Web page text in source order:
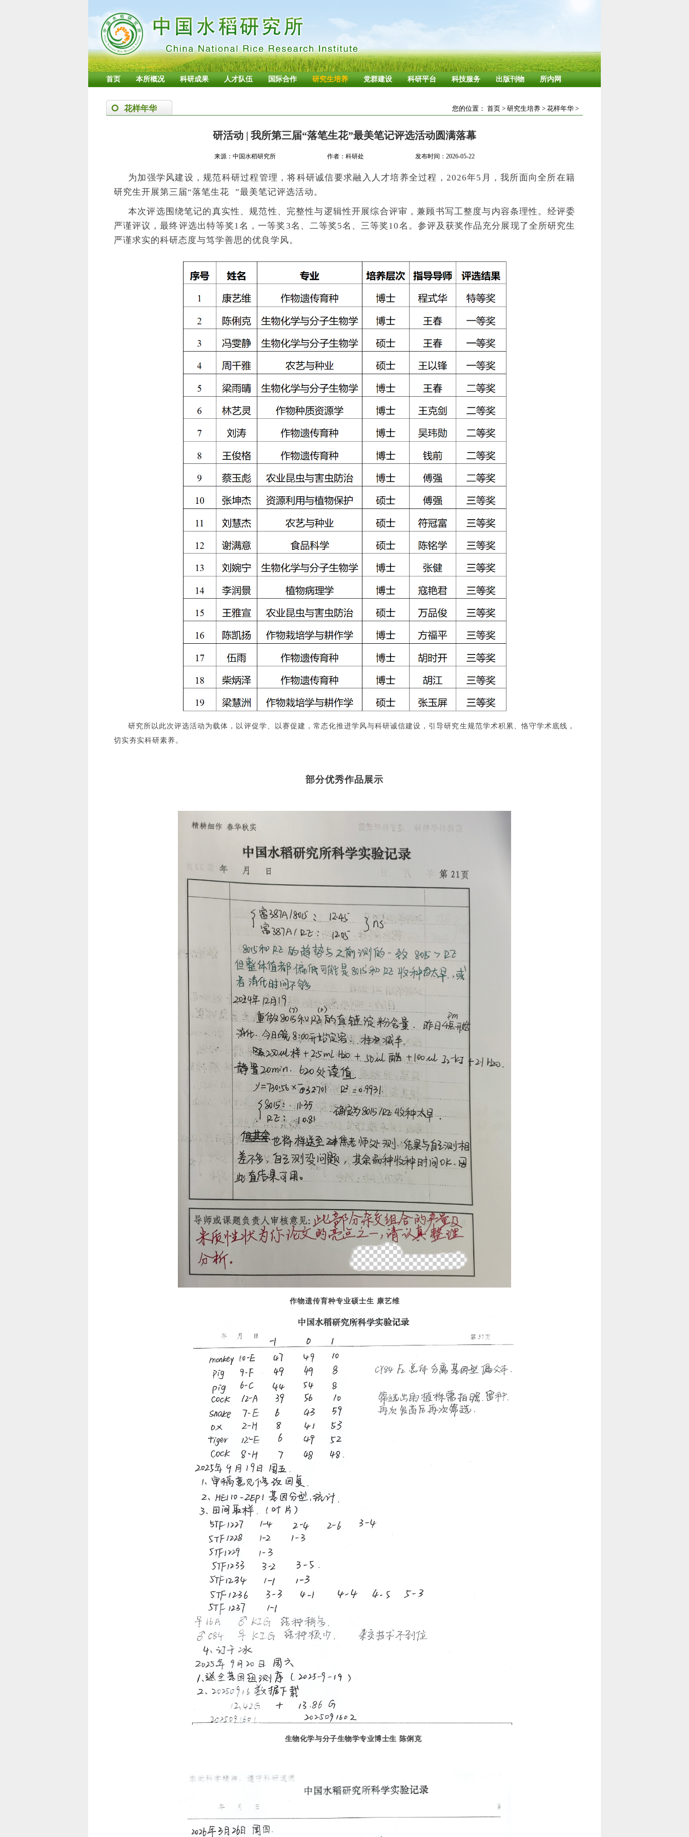
首页 本所概况 科研成果 人才队伍 国际合作 研究生培养 党群建设 科研平台 科技服务 出版刊物 所内网
花样年华 您的位置： 首页 > 研究生培养 > 花样年华 >
研活动 | 我所第三届“落笔生花”最美笔记评选活动圆满落幕
来源：中国水稻研究所 作者：科研处 发布时间：2026-05-22
为加强学风建设，规范科研过程管理，将科研诚信要求融入人才培养全过程，2026年5月，我所面向全所在籍
研究生开展第三届“落笔生花
”最美笔记评选活动。
本次评选围绕笔记的真实性、规范性、完整性与逻辑性开展综合评审，兼顾书写工整度与内容条理性。经评委
严谨评议，最终评选出特等奖1名，一等奖3名、二等奖5名、三等奖10名。参评及获奖作品充分展现了全所研究生
严谨求实的科研态度与笃学善思的优良学风。
研究所以此次评选活动为载体，以评促学、以赛促建，常态化推进学风与科研诚信建设，引导研究生规范学术积累、恪守学术底线，
切实夯实科研素养。
部分优秀作品展示
作物遗传育种专业硕士生 康艺维
生物化学与分子生物学专业博士生 陈俐克